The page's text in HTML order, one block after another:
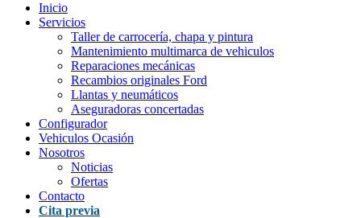
Inicio
Servicios
Taller de carrocería, chapa y pintura
Mantenimiento multimarca de vehiculos
Reparaciones mecánicas
Recambios originales Ford
Llantas y neumáticos
Aseguradoras concertadas
Configurador
Vehiculos Ocasión
Nosotros
Noticias
Ofertas
Contacto
Cita previa